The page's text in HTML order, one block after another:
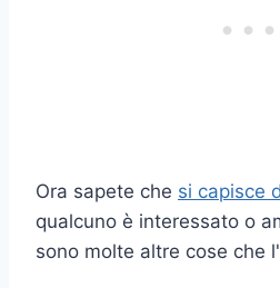
Ora sapete che si capisce
qualcuno è interessato o
sono molte altre cose che